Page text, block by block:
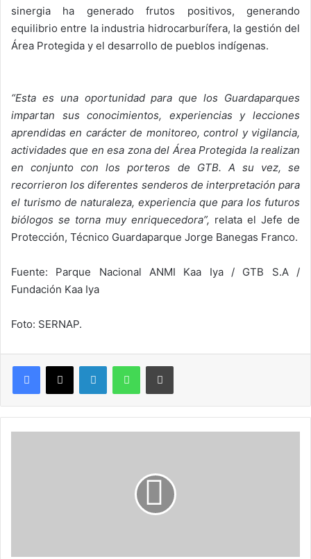
sinergia ha generado frutos positivos, generando
equilibrio entre la industria hidrocarburífera, la gestión del
Área Protegida y el desarrollo de pueblos indígenas.
“Esta es una oportunidad para que los Guardaparques
impartan sus conocimientos, experiencias y lecciones
aprendidas en carácter de monitoreo, control y vigilancia,
actividades que en esa zona del Área Protegida la realizan
en conjunto con los porteros de GTB. A su vez, se
recorrieron los diferentes senderos de interpretación para
el turismo de naturaleza, experiencia que para los futuros
biólogos se torna muy enriquecedora”, relata el Jefe de
Protección, Técnico Guardaparque Jorge Banegas Franco.
Fuente: Parque Nacional ANMI Kaa Iya / GTB S.A /
Fundación Kaa Iya
Foto: SERNAP.
s